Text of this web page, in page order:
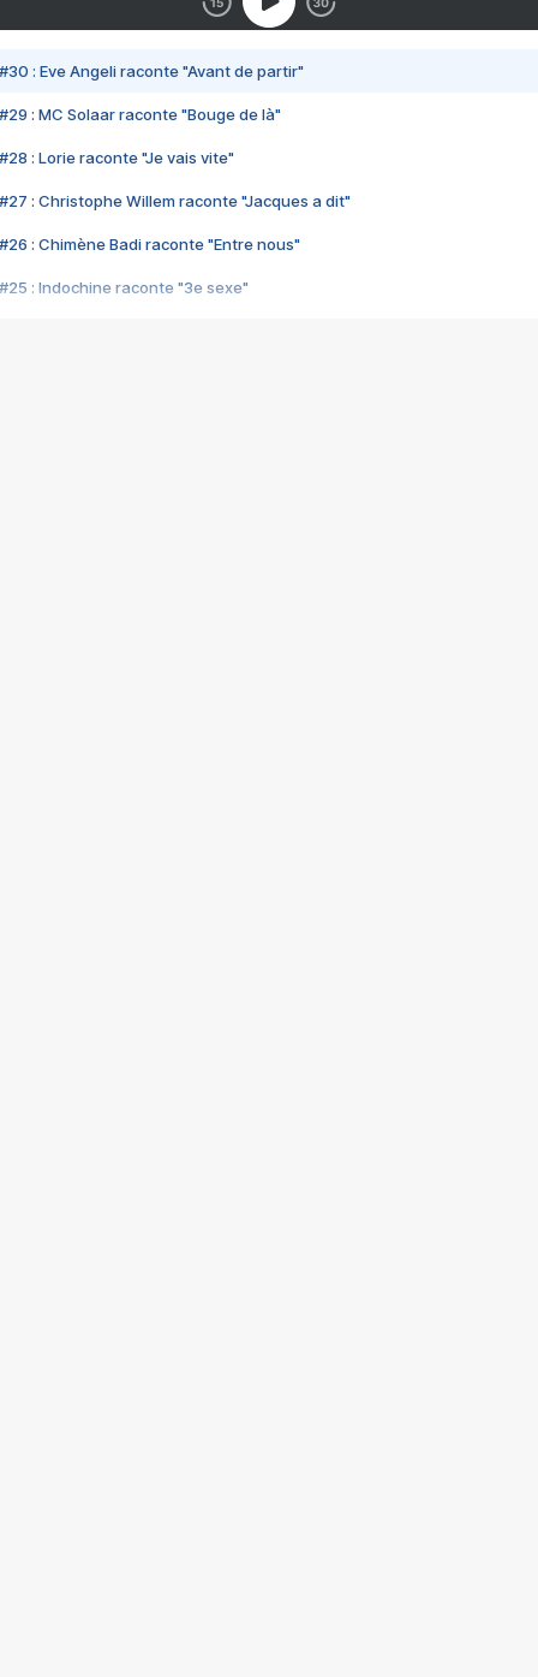
#30 : Eve Angeli raconte "Avant de partir"
#29 : MC Solaar raconte "Bouge de là"
#28 : Lorie raconte "Je vais vite"
#27 : Christophe Willem raconte "Jacques a dit"
#26 : Chimène Badi raconte "Entre nous"
#25 : Indochine raconte "3e sexe"